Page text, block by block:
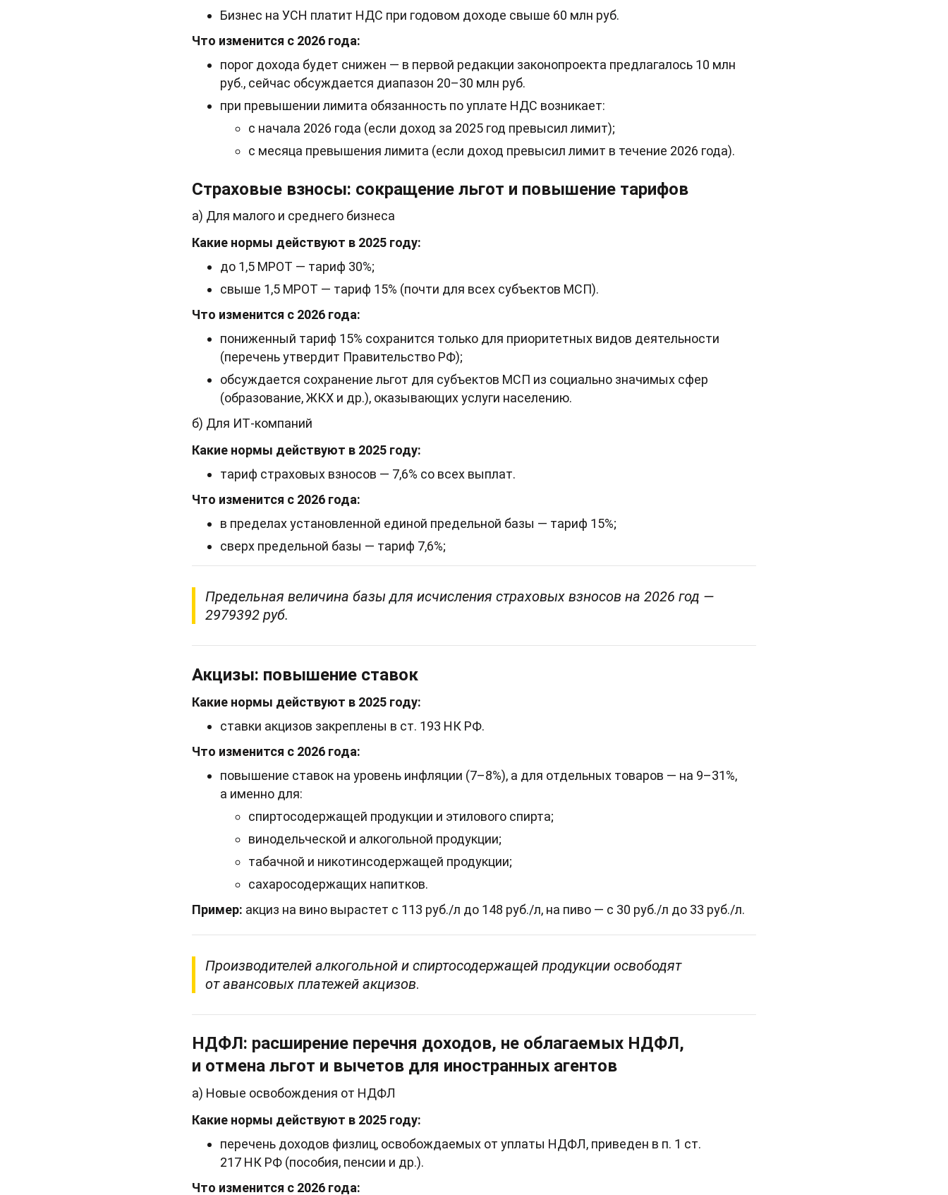
Бизнес на УСН платит НДС при годовом доходе свыше 60 млн руб.
Что изменится с 2026 года:
порог дохода будет снижен — в первой редакции законопроекта предлагалось 10 млн
руб., сейчас обсуждается диапазон 20–30 млн руб.
при превышении лимита обязанность по уплате НДС возникает:
с начала 2026 года (если доход за 2025 год превысил лимит);
с месяца превышения лимита (если доход превысил лимит в течение 2026 года).
Страховые взносы: сокращение льгот и повышение тарифов
а) Для малого и среднего бизнеса
Какие нормы действуют в 2025 году:
до 1,5 МРОТ — тариф 30%;
свыше 1,5 МРОТ — тариф 15% (почти для всех субъектов МСП).
Что изменится с 2026 года:
пониженный тариф 15% сохранится только для приоритетных видов деятельности
(перечень утвердит Правительство РФ);
обсуждается сохранение льгот для субъектов МСП из социально значимых сфер
(образование, ЖКХ и др.), оказывающих услуги населению.
б) Для ИТ‑компаний
Какие нормы действуют в 2025 году:
тариф страховых взносов — 7,6% со всех выплат.
Что изменится с 2026 года:
в пределах установленной единой предельной базы — тариф 15%;
сверх предельной базы — тариф 7,6%;
Предельная величина базы для исчисления страховых взносов на 2026 год —
2979392 руб.
Акцизы: повышение ставок
Какие нормы действуют в 2025 году:
ставки акцизов закреплены в ст. 193 НК РФ.
Что изменится с 2026 года:
повышение ставок на уровень инфляции (7–8%), а для отдельных товаров — на 9–31%,
а именно для:
спиртосодержащей продукции и этилового спирта;
винодельческой и алкогольной продукции;
табачной и никотинсодержащей продукции;
сахаросодержащих напитков.
Пример: акциз на вино вырастет с 113 руб./л до 148 руб./л, на пиво — с 30 руб./л до 33 руб./л.
Производителей алкогольной и спиртосодержащей продукции освободят
от авансовых платежей акцизов.
НДФЛ: расширение перечня доходов, не облагаемых НДФЛ,
и отмена льгот и вычетов для иностранных агентов
а) Новые освобождения от НДФЛ
Какие нормы действуют в 2025 году:
перечень доходов физлиц, освобождаемых от уплаты НДФЛ, приведен в п. 1 ст.
217 НК РФ (пособия, пенсии и др.).
Что изменится с 2026 года: